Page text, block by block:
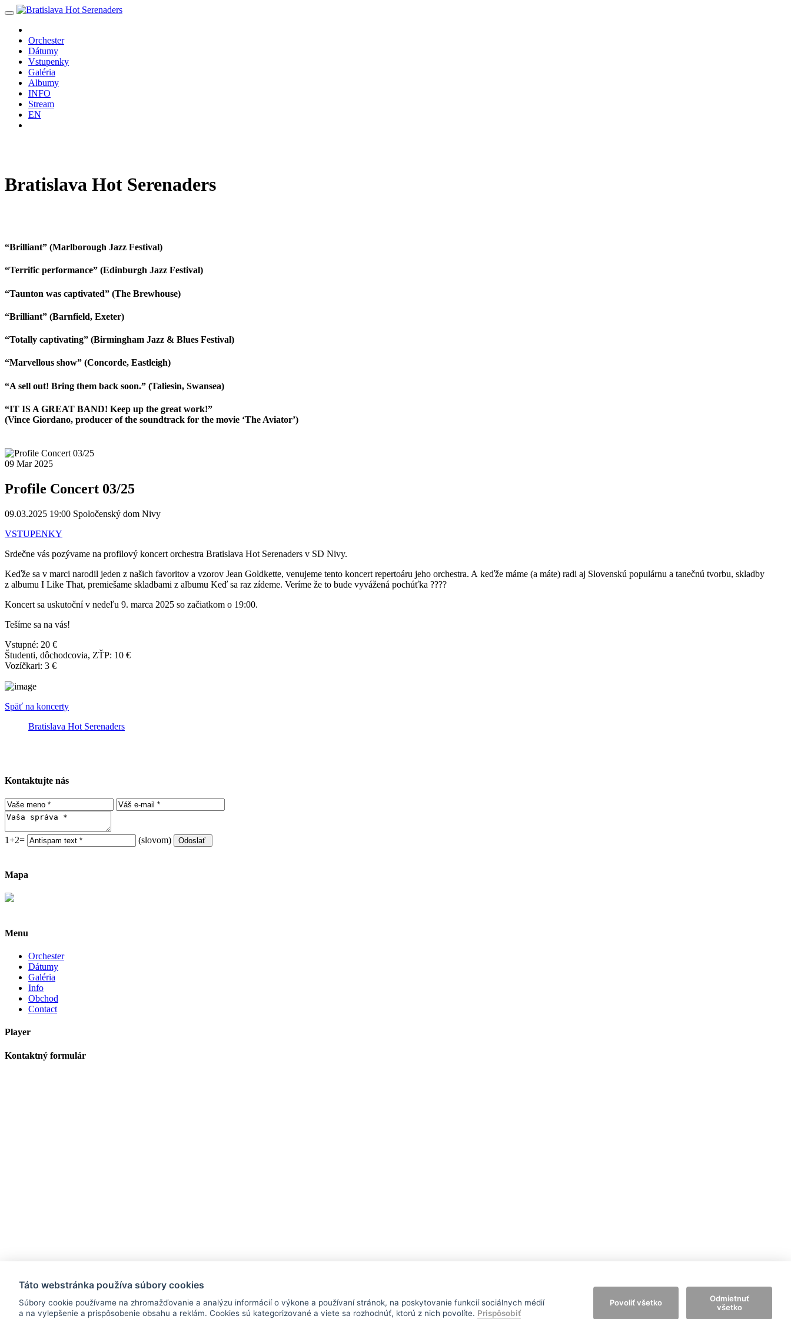
Orchester
Dátumy
Vstupenky
Galéria
Albumy
INFO
Stream
EN
Bratislava Hot Serenaders
“Brilliant” (Marlborough Jazz Festival)
“Terrific performance” (Edinburgh Jazz Festival)
“Taunton was captivated” (The Brewhouse)
“Brilliant” (Barnfield, Exeter)
“Totally captivating” (Birmingham Jazz & Blues Festival)
“Marvellous show” (Concorde, Eastleigh)
“A sell out! Bring them back soon.” (Taliesin, Swansea)
“IT IS A GREAT BAND! Keep up the great work!”
(Vince Giordano, producer of the soundtrack for the movie ‘The Aviator’)
09 Mar 2025
Profile Concert 03/25
09.03.2025 19:00 Spoločenský dom Nivy
VSTUPENKY
Srdečne vás pozývame na profilový koncert orchestra Bratislava Hot Serenaders v SD Nivy.
Keďže sa v marci narodil jeden z našich favoritov a vzorov Jean Goldkette, venujeme tento koncert repertoáru jeho orchestra. A keďže máme (a máte) radi aj Slovenskú populárnu a tanečnú tvorbu, skladby
z albumu I Like That, premiešame skladbami z albumu Keď sa raz zídeme. Veríme že to bude vyvážená pochúťka ????
Koncert sa uskutoční v nedeľu 9. marca 2025 so začiatkom o 19:00.
Tešíme sa na vás!
Vstupné: 20 €
Študenti, dôchodcovia, ZŤP: 10 €
Vozíčkari: 3 €
Späť na koncerty
Bratislava Hot Serenaders
Kontaktujte nás
1+2= (slovom)
Mapa
Menu
Orchester
Dátumy
Galéria
Info
Obchod
Contact
Player
Kontaktný formulár
Táto webstránka používa súbory cookies
Súbory cookie používame na zhromažďovanie a analýzu informácií o výkone a používaní stránok, na poskytovanie funkcií sociálnych médií
a na vylepšenie a prispôsobenie obsahu a reklám. Cookies sú kategorizované a viete sa rozhodnúť, ktorú z nich povolíte. Prispôsobiť
Povoliť všetko
Odmietnuť
všetko